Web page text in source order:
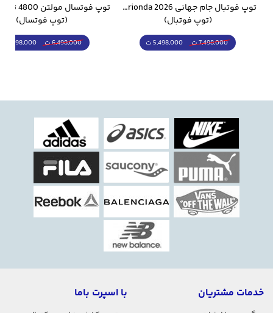
توپ فوتبال جام جهانی 2026 Trionda مشابه اورجینال
(توپ فوتبال)
7,498,000 ت 5,498,000 ت
(توپ فوتسال)
6,498,000 ت 5,298,000 ت
خدمات مشتریان با اسپرت باما